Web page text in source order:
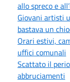
allo spreco e
Giovani artisti
bastava un
Orari estivi,
uffici comunali
Scattato il
abbruciamenti